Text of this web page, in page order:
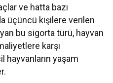
ve hatta bazı
üçüncü kişilere verilen
bu sigorta türü, hayvan
karşı
hayvanların yaşam